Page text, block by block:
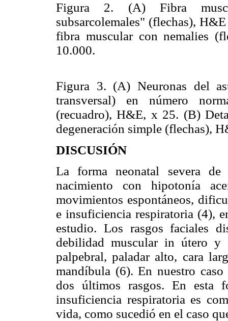
Figura 2. (A) Fibra
subsarcolemales" (flechas),
fibra muscular con nemalies
10.000.
Figura 3. (A) Neuronas del
transversal) en número
(recuadro), H&E, x 25. (B)
degeneración simple (flechas),
DISCUSIÓN
La forma neonatal severa
nacimiento con hipotonía
movimientos espontáneos,
e insuficiencia respiratoria (4),
estudio. Los rasgos faciales
debilidad muscular in útero y
palpebral, paladar alto, cara
mandíbula (6). En nuestro
dos últimos rasgos. En esta
insuficiencia respiratoria es
vida, como sucedió en el caso